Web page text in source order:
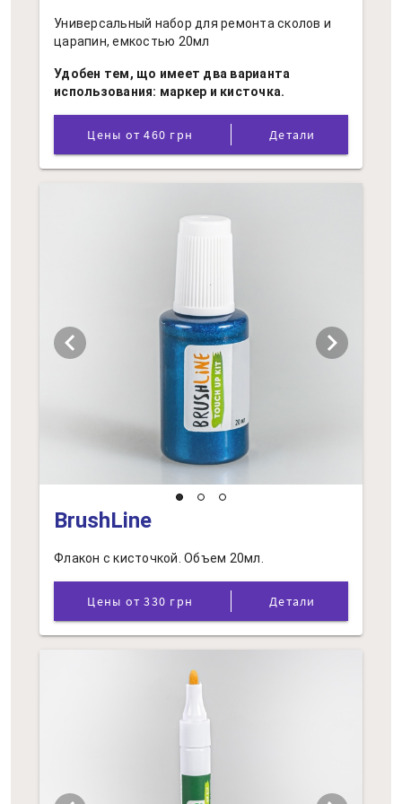
Универсальный набор для ремонта сколов и
царапин, емкостью 20мл
Удобен тем, що имеет два варианта
использования: маркер и кисточка.
Цены от 460 грн Детали
chevron_left chevron_right
BrushLine
Флакон с кисточкой. Объем 20мл.
Цены от 330 грн Детали